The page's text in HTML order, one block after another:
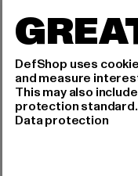
DefShop uses
and measure
This may also
protection standard.
Data protection